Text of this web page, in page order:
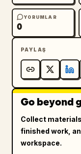
YORUMLAR
0
PAYLAŞ
Go beyond
Collect
finished work,
workspace.